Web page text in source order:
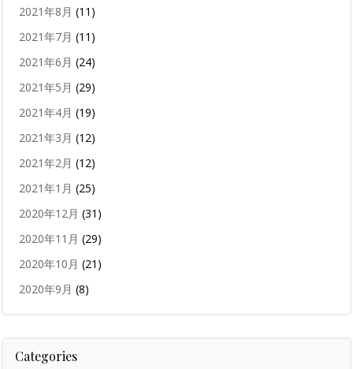
2021年8月 (11)
2021年7月 (11)
2021年6月 (24)
2021年5月 (29)
2021年4月 (19)
2021年3月 (12)
2021年2月 (12)
2021年1月 (25)
2020年12月 (31)
2020年11月 (29)
2020年10月 (21)
2020年9月 (8)
Categories